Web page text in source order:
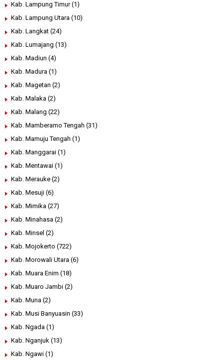
Kab. Lampung Timur (1)
Kab. Lampung Utara (10)
Kab. Langkat (24)
Kab. Lumajang (13)
Kab. Madiun (4)
Kab. Madura (1)
Kab. Magetan (2)
Kab. Malaka (2)
Kab. Malang (22)
Kab. Mamberamo Tengah (31)
Kab. Mamuju Tengah (1)
Kab. Manggarai (1)
Kab. Mentawai (1)
Kab. Merauke (2)
Kab. Mesuji (6)
Kab. Mimika (27)
Kab. Minahasa (2)
Kab. Minsel (2)
Kab. Mojokerto (722)
Kab. Morowali Utara (6)
Kab. Muara Enim (18)
Kab. Muaro Jambi (2)
Kab. Muna (2)
Kab. Musi Banyuasin (33)
Kab. Ngada (1)
Kab. Nganjuk (13)
Kab. Ngawi (1)